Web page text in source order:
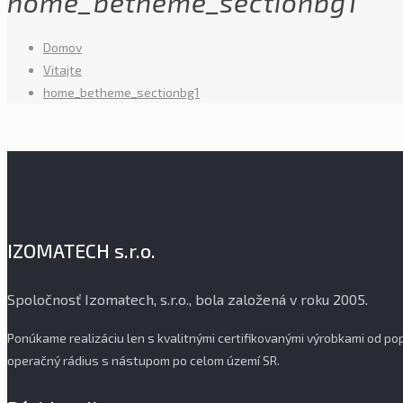
Domov
Vitajte
home_betheme_sectionbg1
IZOMATECH s.r.o.
Spoločnosť Izomatech, s.r.o., bola založená v roku 2005.
Ponúkame realizáciu len s kvalitnými certifikovanými výrobkami od
operačný rádius s nástupom po celom území SR.